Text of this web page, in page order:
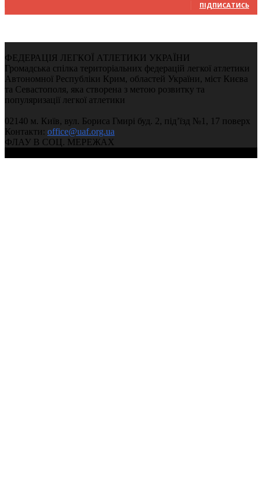
ПІДПИСАТИСЬ
ФЕДЕРАЦІЯ ЛЕГКОЇ АТЛЕТИКИ УКРАЇНИ
Громадська спілка територіальних федерацій легкої атлетики
Автономної Республіки Крим, областей України, міст Києва
та Севастополя, яка створена з метою розвитку та
популяризації легкої атлетики
02140 м. Київ, вул. Бориса Гмирі буд. 2, під’їзд №1, 17 поверх
Контакти: office@uaf.org.ua
ФЛАУ В СОЦ. МЕРЕЖАХ